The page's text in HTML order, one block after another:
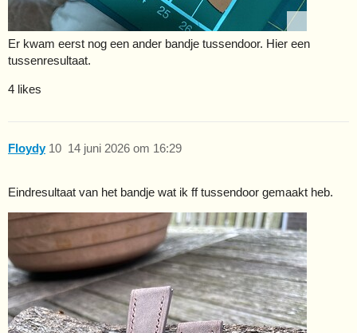
Er kwam eerst nog een ander bandje tussendoor. Hier een
tussenresultaat.
4 likes
Floydy 14 juni 2026 om 16:29
10
Eindresultaat van het bandje wat ik ff tussendoor gemaakt heb.